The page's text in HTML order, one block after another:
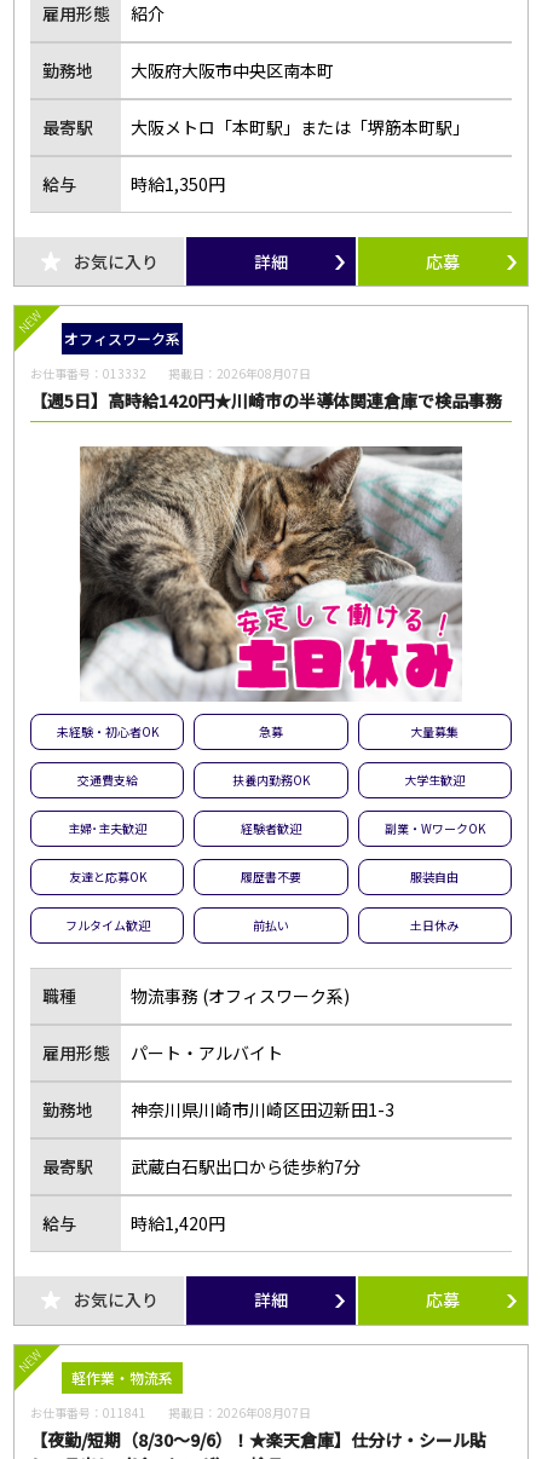
雇用形態 紹介
勤務地 大阪府大阪市中央区南本町
最寄駅 大阪メトロ「本町駅」または「堺筋本町駅」
給与 時給1,350円
お気に入り 詳細 応募
NEW
オフィスワーク系
お仕事番号：013332 掲載日： 2026年08月07日
【週5日】高時給1420円★川崎市の半導体関連倉庫で検品事務
未経験・初心者OK 急募 大量募集
交通費支給 扶養内勤務OK 大学生歓迎
主婦･主夫歓迎 経験者歓迎 副業・WワークOK
友達と応募OK 履歴書不要 服装自由
フルタイム歓迎 前払い 土日休み
職種 物流事務 (オフィスワーク系)
雇用形態 パート・アルバイト
勤務地 神奈川県川崎市川崎区田辺新田1-3
最寄駅 武蔵白石駅出口から徒歩約7分
給与 時給1,420円
お気に入り 詳細 応募
NEW
軽作業・物流系
お仕事番号：011841 掲載日： 2026年08月07日
【夜勤/短期（8/30～9/6）！★楽天倉庫】仕分け・シール貼